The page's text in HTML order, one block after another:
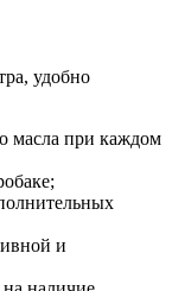
удобно
масла при каждом
и